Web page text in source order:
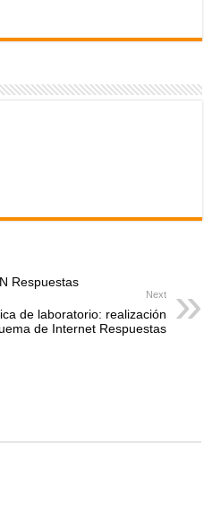
Respuestas
Next
de laboratorio: realización
de Internet Respuestas